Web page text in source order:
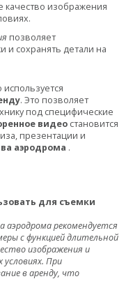
качество изображения
позволяет
и сохранять детали на
. Это позволяет
под специфические
видео становится
презентации и
аэродрома .
для съемки
аэродрома рекомендуется
с функцией длительной
изображения и
При
в аренду, что